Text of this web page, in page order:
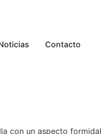
Contacto
con un aspecto